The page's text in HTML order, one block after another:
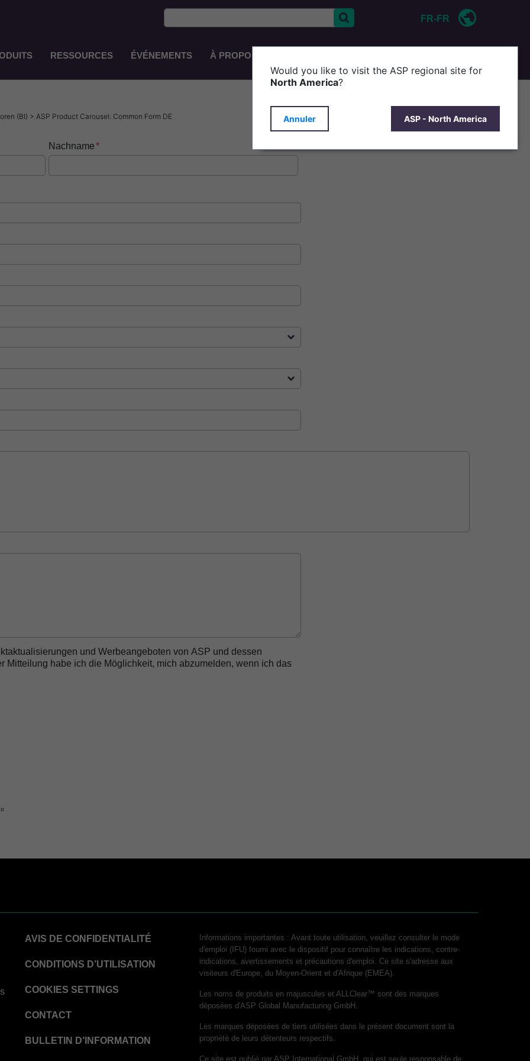
FR-FR
Main
Navigation
FR
RESSOURCES ÉVÉNEMENTS À PROPOS D'ASP
(BI) > ASP Product Carousel: Common Form DE
Nachname
Chemical Indicator (CI) Strips
Strips
Paper
Challenge Device (PCD)
Paper
und Werbeangeboten von ASP und dessen
Mitteilung habe ich die Möglichkeit, mich abzumelden, wenn ich das
AVIS DE CONFIDENTIALITÉ
CONDITIONS D’UTILISATION
COOKIES SETTINGS
CONTACT
BULLETIN D’INFORMATION
Informations importantes : Avant toute utilisation, veuillez consulter le mode
d'emploi (IFU) fourni avec le dispositif pour connaître les indications, contre-
indications, avertissements et précautions d'emploi. Ce site s'adresse aux
visiteurs d'Europe, du Moyen-Orient et d'Afrique (EMEA).
Les noms de produits en majuscules et ALLClear™ sont des marques
déposées d'ASP Global Manufacturing GmbH.
Les marques déposées de tiers utilisées dans le présent document sont la
propriété de leurs détenteurs respectifs.
Ce site est publié par ASP International GmbH, qui est seule responsable de
Would you like to visit the ASP regional site for
North America?
Annuler ASP - North America